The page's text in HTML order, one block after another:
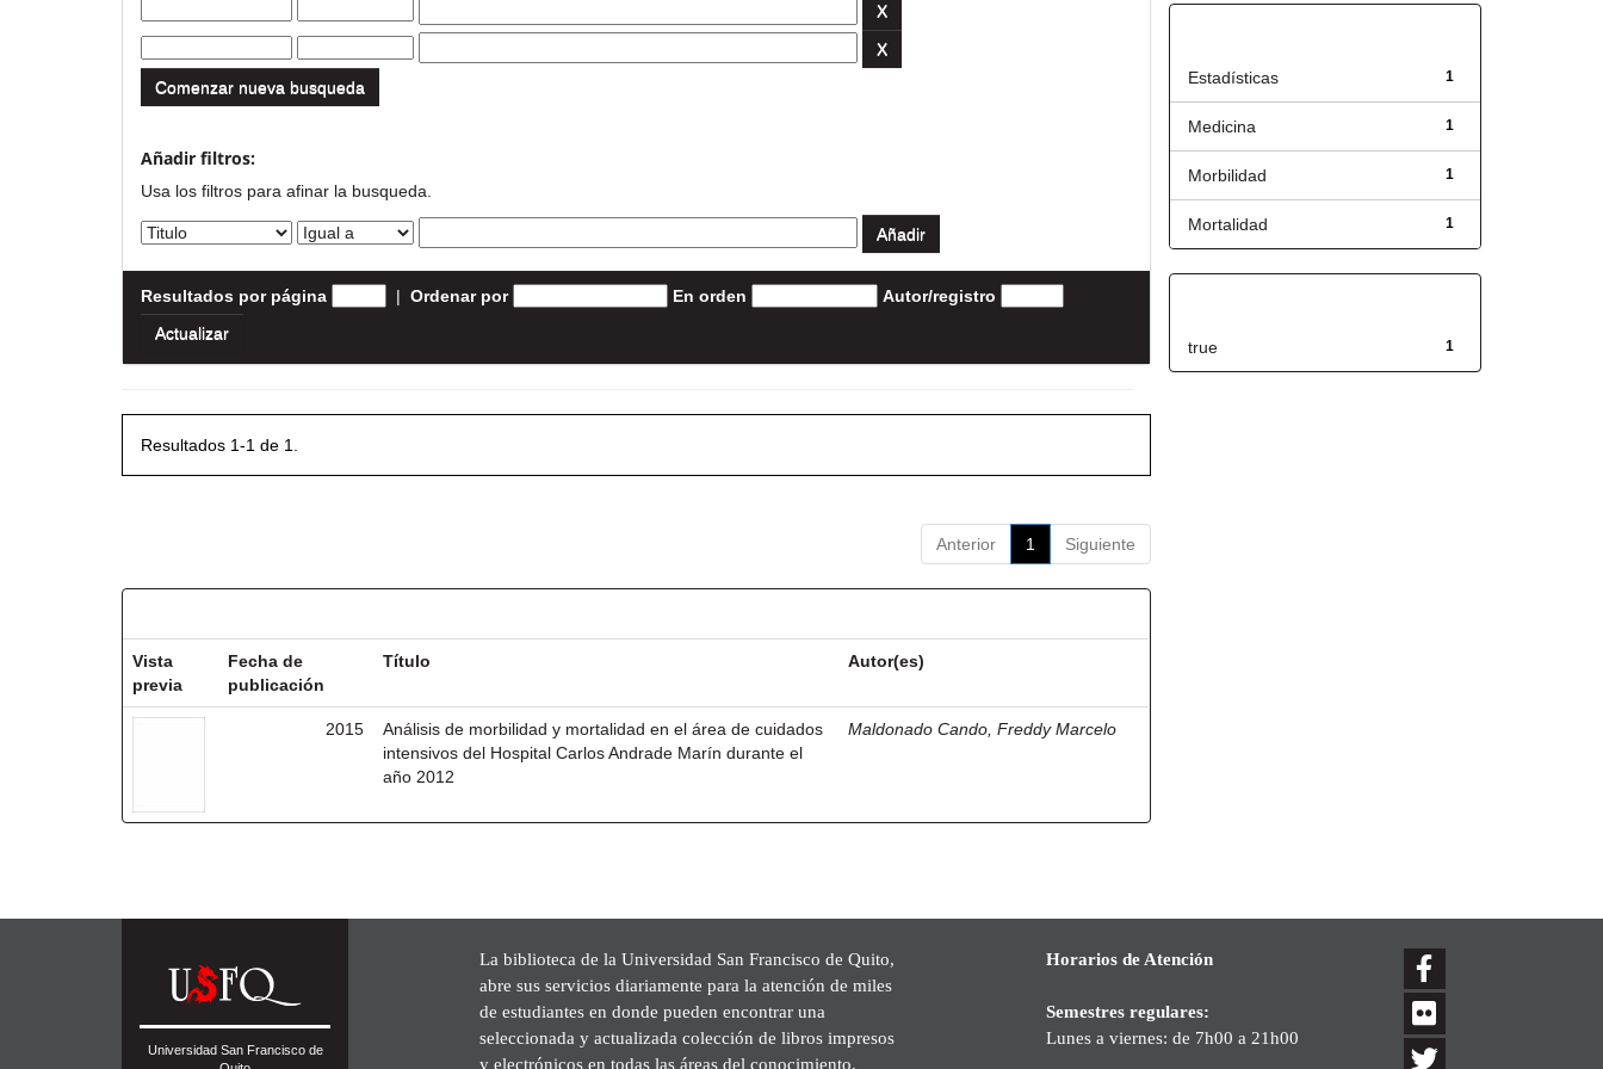
Comenzar nueva busqueda
Añadir filtros:
Usa los filtros para afinar la busqueda.
Resultados por página | Ordenar por En orden Autor/registro
Resultados 1-1 de 1.
Anterior 1 Siguiente
Vista
previa
Fecha de
publicación
Título Autor(es)
2015
Análisis de morbilidad y mortalidad en el área de cuidados
intensivos del Hospital Carlos Andrade Marín durante el
año 2012
Maldonado Cando, Freddy Marcelo
1
Estadísticas
1
Medicina
1
Morbilidad
1
Mortalidad
1
true
Universidad San Francisco de
La biblioteca de la Universidad San Francisco de Quito,
abre sus servicios diariamente para la atención de miles
de estudiantes en donde pueden encontrar una
seleccionada y actualizada colección de libros impresos
y electrónicos en todas las áreas del conocimiento,
Horarios de Atención
Semestres regulares:
Lunes a viernes: de 7h00 a 21h00